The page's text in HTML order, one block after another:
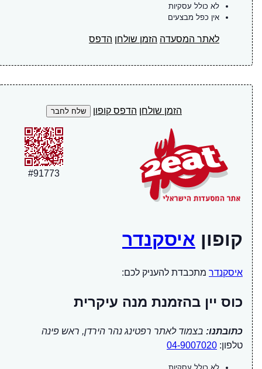
לא כולל עסקיות
אין כפל מבצעים
לאתר המסעדה הזמן שולחן הדפס
הזמן שולחן הדפס קופון
#91773
קופון איסקנדר
איסקנדר מתכבדת להעניק לכם:
כוס יין בהזמנת מנה עיקרית
כתובתנו: בצמוד לאתר רפטינג נהר הירדן, ראש פינה
טלפון: 04-9007020